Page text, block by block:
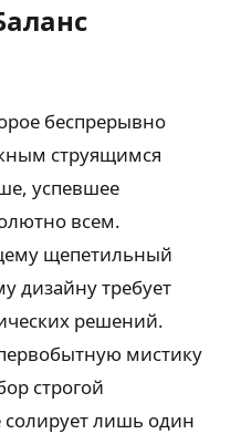
беспрерывно
струящимся
успевшее
всем.
щепетильный
дизайну требует
решений.
мистику
строгой
лишь один